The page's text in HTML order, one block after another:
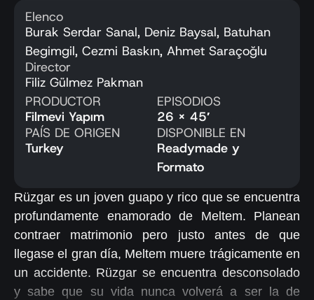
Elenco
Burak Serdar Sanal, Deniz Baysal, Batuhan
Begimgil, Cezmi Baskın, Ahmet Saraçoğlu
Director
Filiz Gülmez Pakman
PRODUCTOR
Filmevi Yapım
PAÍS DE ORIGEN
Turkey
EPISODIOS
26 x 45′
DISPONIBLE EN
Readymade y
Formato
Rüzgar es un joven guapo y rico que se encuentra
profundamente enamorado de Meltem. Planean
contraer matrimonio pero justo antes de que
llegase el gran día, Meltem muere trágicamente en
un accidente. Rüzgar se encuentra desconsolado
y sabe que su vida nunca volverá a ser la de